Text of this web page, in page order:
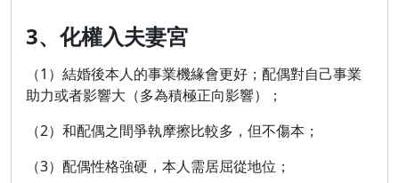
3、化權入夫妻宮
（1）結婚後本人的事業機緣會更好；配偶對自己事業
助力或者影響大（多為積極正向影響）；
（2）和配偶之間爭執摩擦比較多，但不傷本；
（3）配偶性格強硬，本人需居屈從地位；